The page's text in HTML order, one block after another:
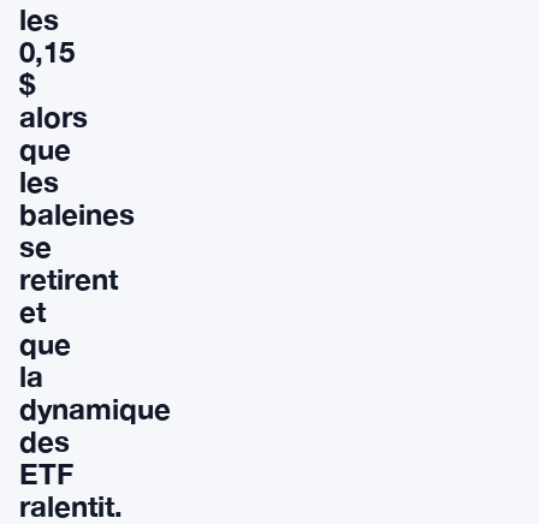
les
0,15
$
alors
que
les
baleines
se
retirent
et
que
la
dynamique
des
ETF
ralentit.